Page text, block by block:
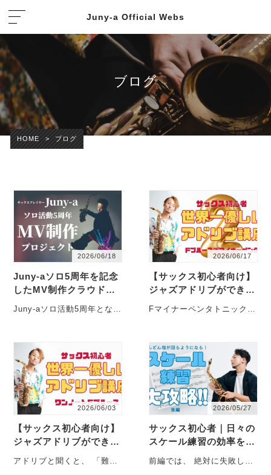
Juny-a Official Webs
ブログ
HOME > ブログ
2026/06/18
Juny-aソロ5周年を記念
したMV制作クラウドフ
ァンディングがスタート
Juny-aソロ活動5周年となる
く、ミュージ・・・
2026/06/17
【サックス初心者向け】
ジャズアドリブができな
い練習法part2-マイナー
Fマイナーペンタトニックス
るとい・・・
2026/06/03
【サックス初心者向け】
ジャズアドリブができな
い人のための世界一優し
い練習法
アドリブと聞くと、 「難し
2026/05/27
サックス初心者｜日々の
スケール練習の効率を劇
的にアップさせる方法
【後編】~サイクルオブ4
前編では、 絶対に失敗しな